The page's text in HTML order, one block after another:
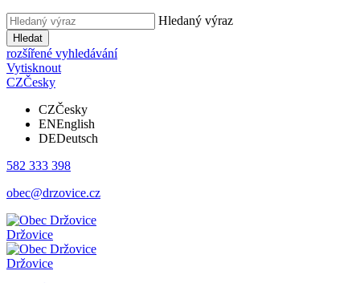
Hledaný výraz
Hledat
rozšířené vyhledávání
Vytisknout
CZČesky
CZČesky
ENEnglish
DEDeutsch
582 333 398
obec@drzovice.cz
Držovice
Držovice